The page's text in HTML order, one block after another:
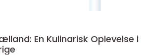
En Kulinarisk Oplevelse i